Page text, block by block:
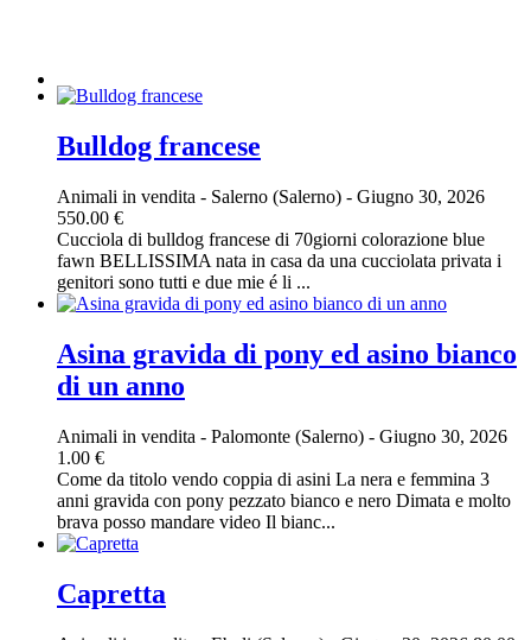
Bulldog francese
Animali in vendita - Salerno (Salerno) - Giugno 30, 2026
550.00 €
Cucciola di bulldog francese di 70giorni colorazione blue
fawn BELLISSIMA nata in casa da una cucciolata privata i
genitori sono tutti e due mie é li ...
Asina gravida di pony ed asino bianco
di un anno
Animali in vendita - Palomonte (Salerno) - Giugno 30, 2026
1.00 €
Come da titolo vendo coppia di asini La nera e femmina 3
anni gravida con pony pezzato bianco e nero Dimata e molto
brava posso mandare video Il bianc...
Capretta